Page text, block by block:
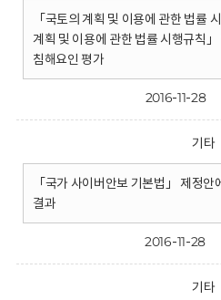
「국토의 계획 및 이용에 관한 법률
계획 및 이용에 관한 법률 시행규칙
침해요인 평가
2016-11-28
기타
「국가 사이버안보 기본법」 제정
결과
2016-11-28
기타